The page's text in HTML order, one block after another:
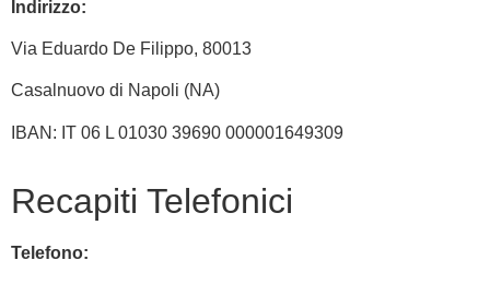
Indirizzo:
Via Eduardo De Filippo, 80013
Casalnuovo di Napoli (NA)
IBAN: IT 06 L 01030 39690 000001649309
Recapiti Telefonici
Telefono: